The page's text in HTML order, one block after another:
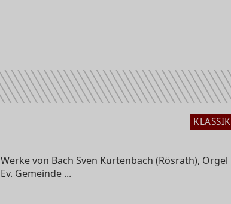
KLASSIK
Werke von Bach Sven Kurtenbach (Rösrath), Orgel
Ev. Gemeinde ...